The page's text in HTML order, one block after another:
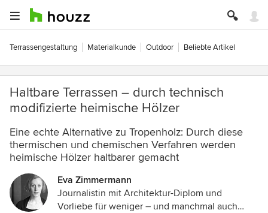
Terrassengestaltung Materialkunde Outdoor Beliebte Artikel
Haltbare Terrassen – durch technisch
modifizierte heimische Hölzer
Eine echte Alternative zu Tropenholz: Durch diese
thermischen und chemischen Verfahren werden
heimische Hölzer haltbarer gemacht
Eva Zimmermann
Journalistin mit Architektur-Diplom und
Vorliebe für weniger – und manchmal auch